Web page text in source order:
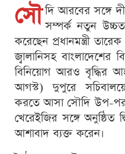
সৌ দি আরবের সঙ্গে
সম্পর্ক নতুন
করেছেন প্রধানমন্ত্রী
জ্বালানিসহ বাংলাদেশের
বিনিয়োগ আরও বৃদ্ধির
আগস্ট) দুপুরে সচিবালয়ে
করতে আসা সৌদি উপ-
খেরেইজির সঙ্গে অনুষ্ঠিত
আশাবাদ ব্যক্ত করেন।